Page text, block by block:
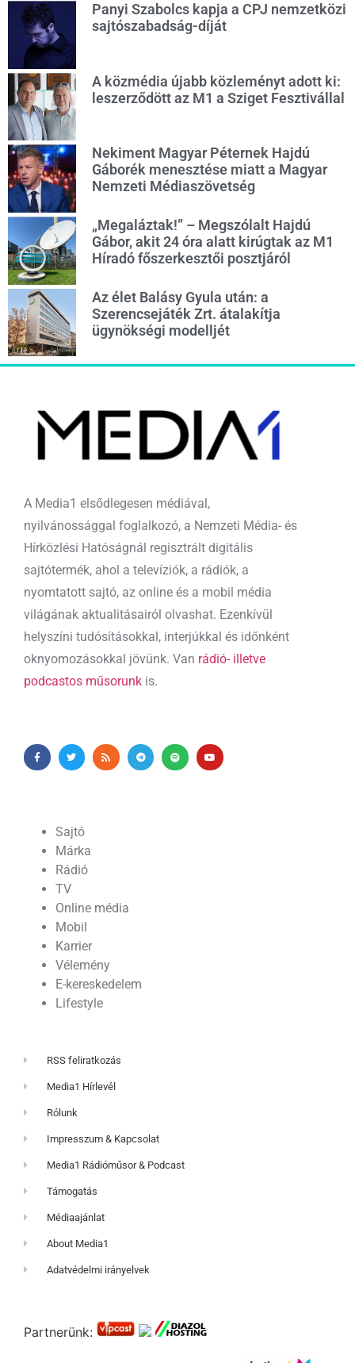
Panyi Szabolcs kapja a CPJ nemzetközi
sajtószabadság-díját
A közmédia újabb közleményt adott ki:
leszerződött az M1 a Sziget Fesztivállal
Nekiment Magyar Péternek Hajdú
Gáborék menesztése miatt a Magyar
Nemzeti Médiaszövetség
„Megaláztak!” – Megszólalt Hajdú
Gábor, akit 24 óra alatt kirúgtak az M1
Híradó főszerkesztői posztjáról
Az élet Balásy Gyula után: a
Szerencsejáték Zrt. átalakítja
ügynökségi modelljét
A Media1 elsődlegesen médiával,
nyilvánossággal foglalkozó, a Nemzeti Média- és
Hírközlési Hatóságnál regisztrált digitális
sajtótermék, ahol a televíziók, a rádiók, a
nyomtatott sajtó, az online és a mobil média
világának aktualitásairól olvashat. Ezenkívül
helyszíni tudósításokkal, interjúkkal és időnként
oknyomozásokkal jövünk. Van rádió- illetve
podcastos műsorunk is.
Sajtó
Márka
Rádió
TV
Online média
Mobil
Karrier
Vélemény
E-kereskedelem
Lifestyle
RSS feliratkozás
Media1 Hírlevél
Rólunk
Impresszum & Kapcsolat
Media1 Rádióműsor & Podcast
Támogatás
Médiaajánlat
About Media1
Adatvédelmi irányelvek
Partnerünk: